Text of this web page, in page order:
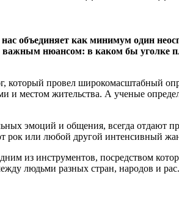
объединяет как минимум один
нюансом: в каком бы уголке
который провел широкомасштабный
местом жительства. А ученые
эмоций и общения, всегда отдают
или любой другой интенсивный
из инструментов, посредством
людьми разных стран, народов и